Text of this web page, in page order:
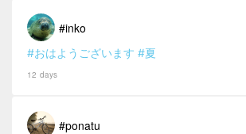
#inko
#おはようございます #夏
12 days
#ponatu